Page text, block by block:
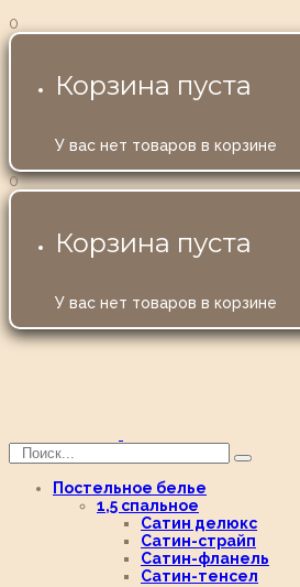
0
Корзина пуста
У вас нет товаров в корзине
0
Корзина пуста
У вас нет товаров в корзине
Постельное белье
1,5 спальное
Сатин делюкс
Сатин-страйп
Сатин-фланель
Сатин-тенсел